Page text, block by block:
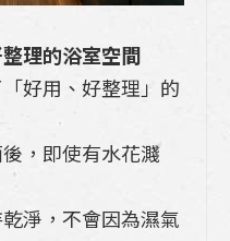
理的浴室空間
好用、好整理」的
，即使有水花濺
淨，不會因為濕氣